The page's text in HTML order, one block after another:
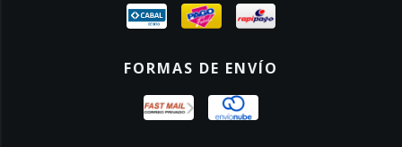
FORMAS DE ENVÍO